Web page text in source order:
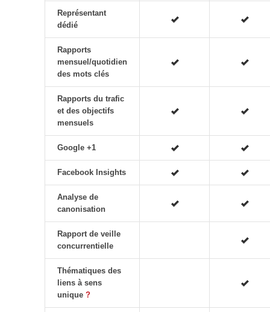
Représentant
dédié
Rapports
mensuel/quotidien
des mots clés
Rapports du trafic
et des objectifs
mensuels
Google +1
Facebook Insights
Analyse de
canonisation
Rapport de veille
concurrentielle
Thématiques des
liens à sens
unique ?